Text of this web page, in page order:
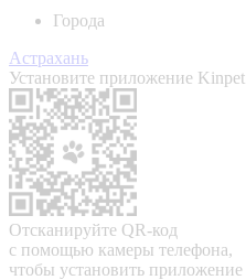
Города
Астрахань
Установите приложение Kinpet
Отсканируйте QR-код
с помощью камеры телефона,
чтобы установить приложение